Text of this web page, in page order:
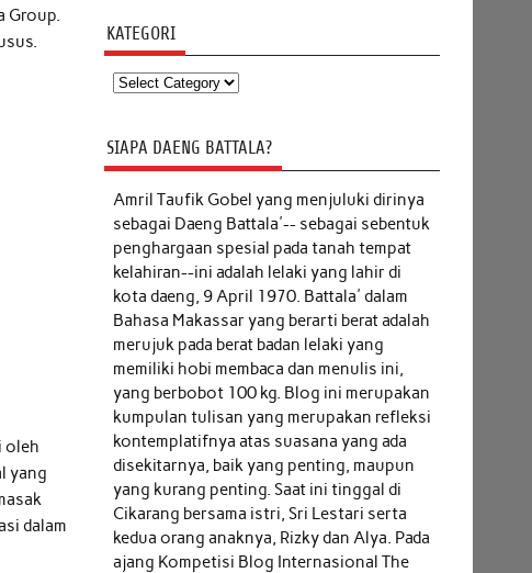
Group.
oleh
yang
dalam
KATEGORI
Kategori
SIAPA DAENG BATTALA?
Amril Taufik Gobel yang menjuluki dirinya
sebagai Daeng Battala'-- sebagai sebentuk
penghargaan spesial pada tanah tempat
kelahiran--ini adalah lelaki yang lahir di
kota daeng, 9 April 1970. Battala' dalam
Bahasa Makassar yang berarti berat adalah
merujuk pada berat badan lelaki yang
memiliki hobi membaca dan menulis ini,
yang berbobot 100 kg. Blog ini merupakan
kumpulan tulisan yang merupakan refleksi
kontemplatifnya atas suasana yang ada
disekitarnya, baik yang penting, maupun
yang kurang penting. Saat ini tinggal di
Cikarang bersama istri, Sri Lestari serta
kedua orang anaknya, Rizky dan Alya. Pada
ajang Kompetisi Blog Internasional The